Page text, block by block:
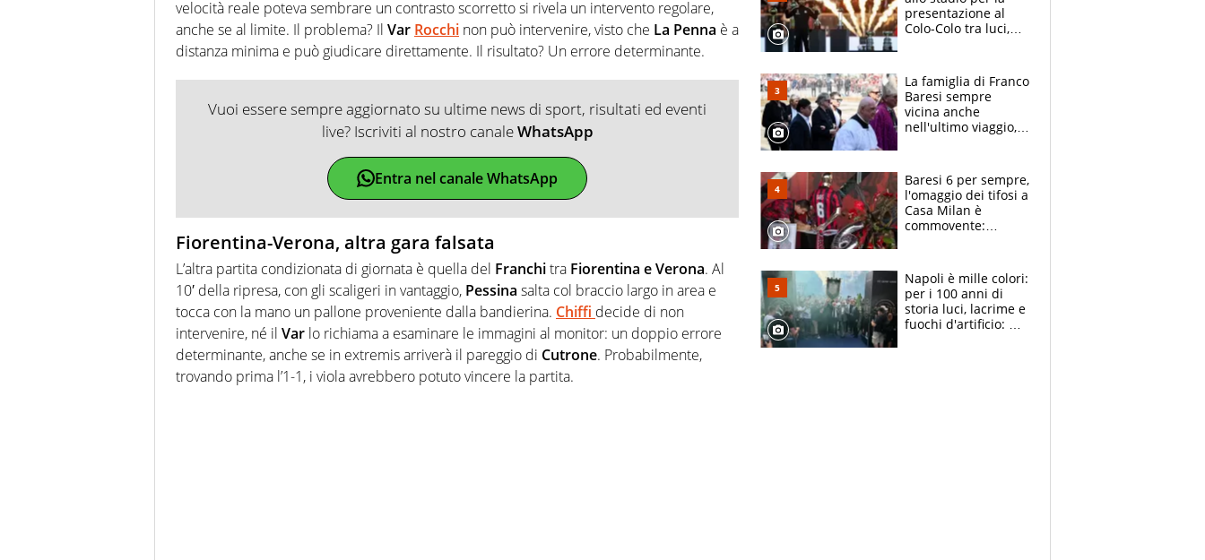
velocità reale poteva sembrare un contrasto scorretto si rivela un intervento regolare,
anche se al limite. Il problema? Il Var Rocchi non può intervenire, visto che La Penna è a
distanza minima e può giudicare direttamente. Il risultato? Un errore determinante.
Vuoi essere sempre aggiornato su ultime news di sport, risultati ed eventi
live? Iscriviti al nostro canaleWhatsApp
Entra nel canale WhatsApp
Fiorentina-Verona, altra gara falsata
L’altra partita condizionata di giornata è quella del Franchitra Fiorentina e Verona. Al
10′ della ripresa, con gli scaligeri in vantaggio, Pessina salta col braccio largo in area e
tocca con la mano un pallone proveniente dalla bandierina. Chiffi decide di non
intervenire, né il Var lo richiama a esaminare le immagini al monitor: un doppio errore
determinante, anche se in extremis arriverà il pareggio di Cutrone. Probabilmente,
trovando prima l’1-1, i viola avrebbero potuto vincere la partita.
presentazione al
Colo-Colo tra luci,
La famiglia di Franco
Baresi sempre
vicina anche
nell'ultimo viaggio,
circondati
dall'affetto dei tifosi
Baresi 6 per sempre,
l'omaggio dei tifosi a
Casa Milan è
commovente:
bigliettini
Napoli è mille colori:
per i 100 anni di
storia luci, lacrime e
fuochi d'artificio: De